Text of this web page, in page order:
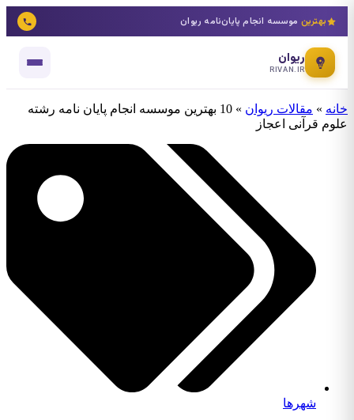
بهترینموسسه انجام پایان‌نامه ریوان
ریوان
RIVAN.IR
خانه » مقالات ریوان »
10 بهترین موسسه انجام پایان نامه رشته
علوم قرآنی اعجاز
شهرها